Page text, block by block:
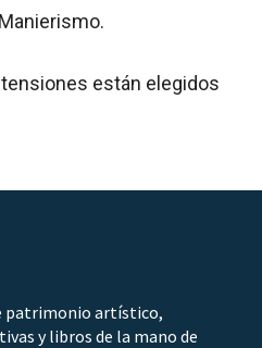
están elegidos
patrimonio artístico,
y libros de la mano de